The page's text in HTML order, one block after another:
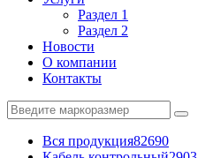
Раздел 1
Раздел 2
Новости
О компании
Контакты
Вся продукция82690